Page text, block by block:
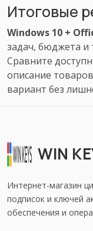
Итоговые
Windows 10 +
задач, бюджета и
Сравните
описание
вариант без
WIN
Интернет-магазин
подписок и ключей
обеспечения и